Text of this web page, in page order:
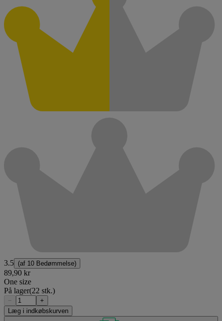
3.5 (af 10 Bedømmelse)
89,90 kr
One size
På lager(22 stk.)
−
+
Læg i indkøbskurven